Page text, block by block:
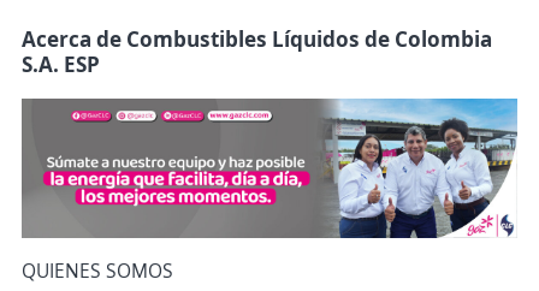
Acerca de Combustibles Líquidos de Colombia
S.A. ESP
QUIENES SOMOS